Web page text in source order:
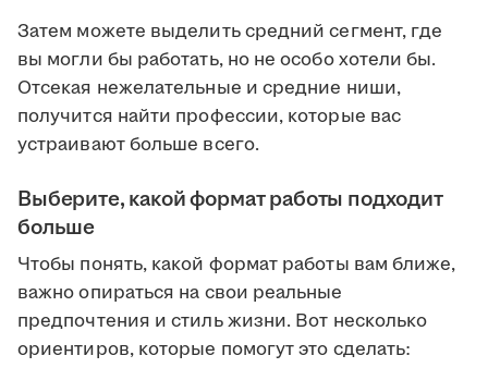
Затем можете выделить средний сегмент, где
вы могли бы работать, но не особо хотели бы.
Отсекая нежелательные и средние ниши,
получится найти профессии, которые вас
устраивают больше всего.
Выберите, какой формат работы подходит
больше
Чтобы понять, какой формат работы вам ближе,
важно опираться на свои реальные
предпочтения и стиль жизни. Вот несколько
ориентиров, которые помогут это сделать: